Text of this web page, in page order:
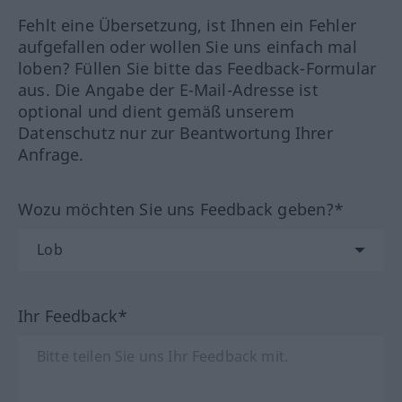
Fehlt eine Übersetzung, ist Ihnen ein Fehler
aufgefallen oder wollen Sie uns einfach mal
loben? Füllen Sie bitte das Feedback-Formular
aus. Die Angabe der E-Mail-Adresse ist
optional und dient gemäß unserem
Datenschutz nur zur Beantwortung Ihrer
Anfrage.
Wozu möchten Sie uns Feedback geben?*
Ihr Feedback*